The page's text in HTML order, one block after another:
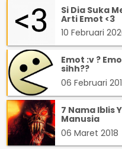
Si Dia Suka
Arti Emot <3
10 Februari
Emot :v ?
sihh??
06 Februari
7 Nama Iblis
Manusia
06 Maret 2018